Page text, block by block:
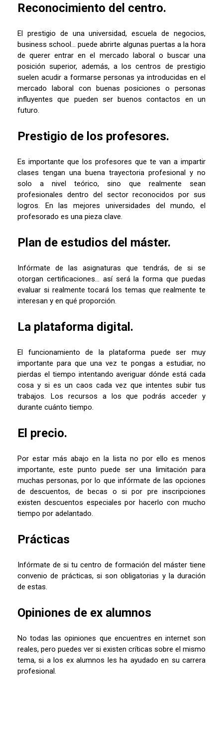
Reconocimiento del centro.
El prestigio de una universidad, escuela de negocios,
business school… puede abrirte algunas puertas a la hora
de querer entrar en el mercado laboral o buscar una
posición superior, además, a los centros de prestigio
suelen acudir a formarse personas ya introducidas en el
mercado laboral con buenas posiciones o personas
influyentes que pueden ser buenos contactos en un
futuro.
Prestigio de los profesores.
Es importante que los profesores que te van a impartir
clases tengan una buena trayectoria profesional y no
solo a nivel teórico, sino que realmente sean
profesionales dentro del sector reconocidos por sus
logros. En las mejores universidades del mundo, el
profesorado es una pieza clave.
Plan de estudios del máster.
Infórmate de las asignaturas que tendrás, de si se
otorgan certificaciones… así será la forma que puedas
evaluar si realmente tocará los temas que realmente te
interesan y en qué proporción.
La plataforma digital.
El funcionamiento de la plataforma puede ser muy
importante para que una vez te pongas a estudiar, no
pierdas el tiempo intentando averiguar dónde está cada
cosa y si es un caos cada vez que intentes subir tus
trabajos. Los recursos a los que podrás acceder y
durante cuánto tiempo.
El precio.
Por estar más abajo en la lista no por ello es menos
importante, este punto puede ser una limitación para
muchas personas, por lo que infórmate de las opciones
de descuentos, de becas o si por pre inscripciones
existen descuentos especiales por hacerlo con mucho
tiempo por adelantado.
Prácticas
Infórmate de si tu centro de formación del máster tiene
convenio de prácticas, si son obligatorias y la duración
de estas.
Opiniones de ex alumnos
No todas las opiniones que encuentres en internet son
reales, pero puedes ver si existen críticas sobre el mismo
tema, si a los ex alumnos les ha ayudado en su carrera
profesional.